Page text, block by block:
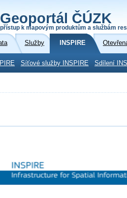
Geoportál ČÚZK
přístup k mapovým produktům a službám
Služby INSPIRE
Síťové služby INSPIRE Sdílení